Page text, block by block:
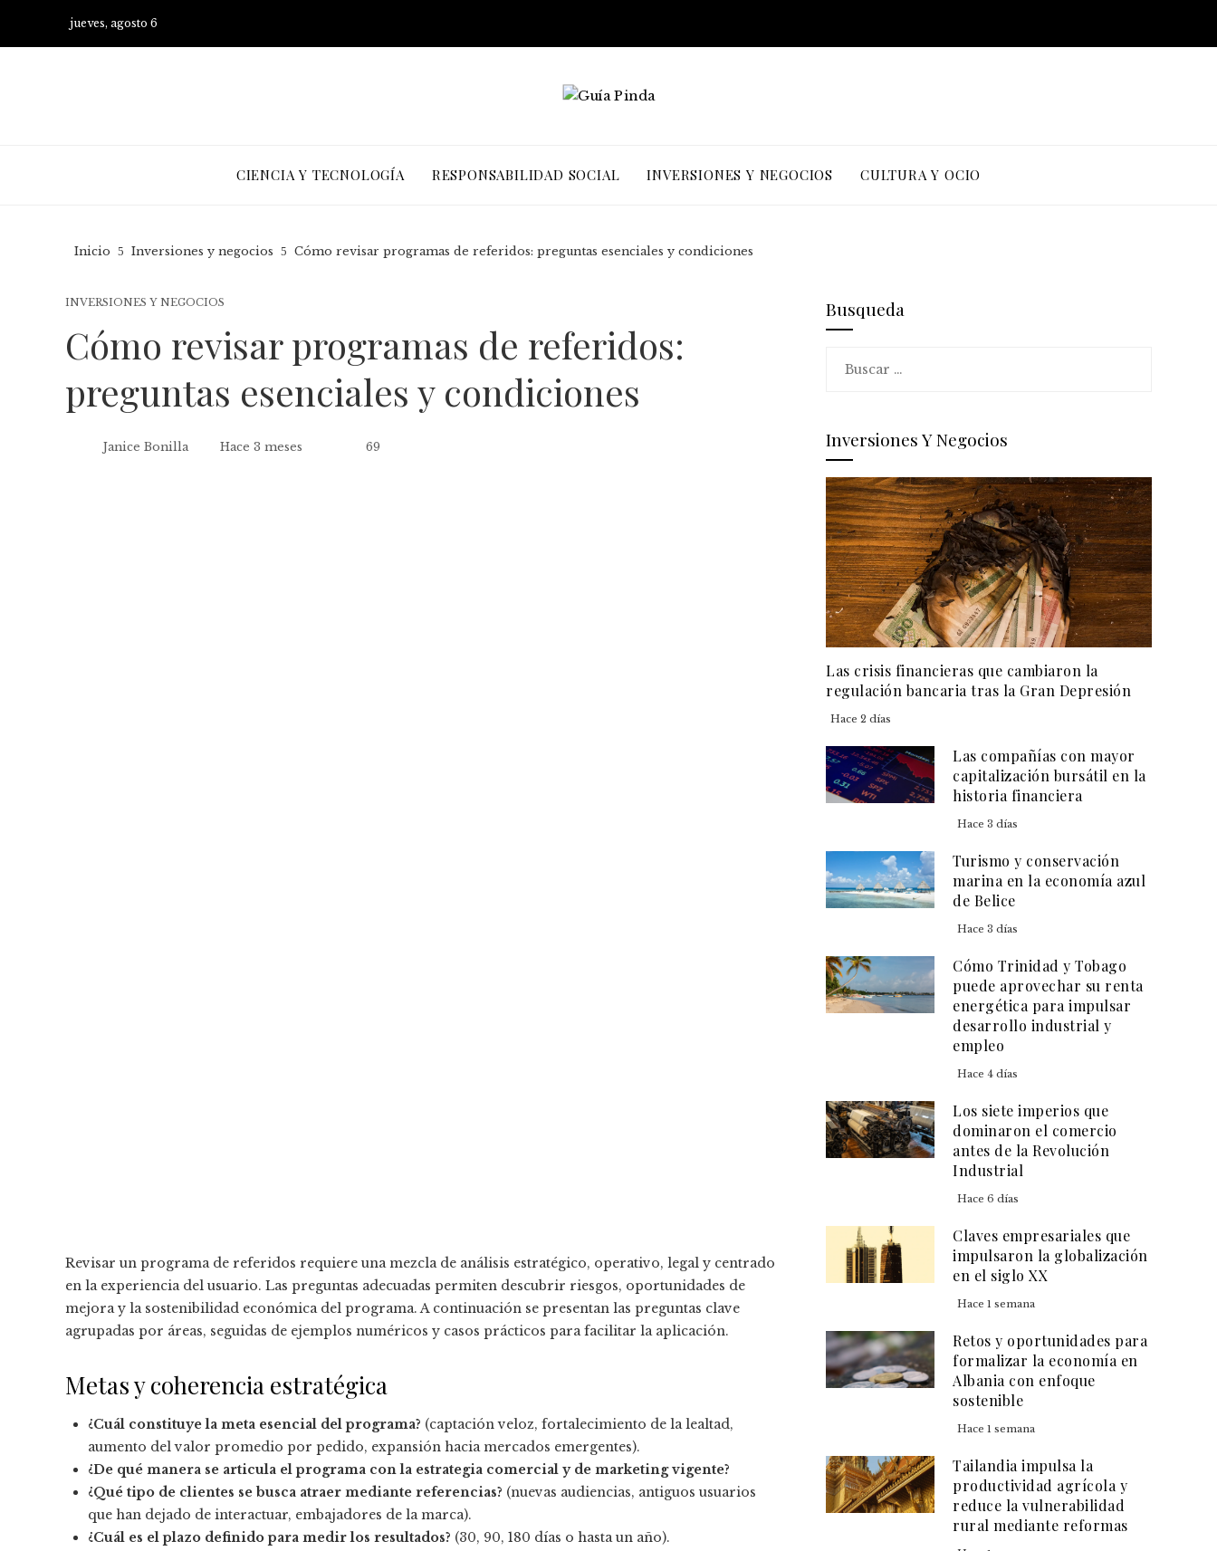
jueves, agosto 6
CIENCIA Y TECNOLOGÍA RESPONSABILIDAD SOCIAL INVERSIONES Y NEGOCIOS CULTURA Y OCIO
Inicio Inversiones y negocios Cómo revisar programas de referidos: preguntas esenciales y condiciones
INVERSIONES Y NEGOCIOS
Cómo revisar programas de referidos:
preguntas esenciales y condiciones
Janice Bonilla Hace 3 meses 69
Revisar un programa de referidos requiere una mezcla de análisis estratégico, operativo, legal y centrado
en la experiencia del usuario. Las preguntas adecuadas permiten descubrir riesgos, oportunidades de
mejora y la sostenibilidad económica del programa. A continuación se presentan las preguntas clave
agrupadas por áreas, seguidas de ejemplos numéricos y casos prácticos para facilitar la aplicación.
Metas y coherencia estratégica
¿Cuál constituye la meta esencial del programa? (captación veloz, fortalecimiento de la lealtad,
aumento del valor promedio por pedido, expansión hacia mercados emergentes).
¿De qué manera se articula el programa con la estrategia comercial y de marketing vigente?
¿Qué tipo de clientes se busca atraer mediante referencias? (nuevas audiencias, antiguos usuarios
que han dejado de interactuar, embajadores de la marca).
¿Cuál es el plazo definido para medir los resultados? (30, 90, 180 días o hasta un año).
Busqueda
Inversiones Y Negocios
Las crisis financieras que cambiaron la
regulación bancaria tras la Gran Depresión
Hace 2 días
Las compañías con mayor
capitalización bursátil en la
historia financiera
Hace 3 días
Turismo y conservación
marina en la economía azul
de Belice
Hace 3 días
Cómo Trinidad y Tobago
puede aprovechar su renta
energética para impulsar
desarrollo industrial y
empleo
Hace 4 días
Los siete imperios que
dominaron el comercio
antes de la Revolución
Industrial
Hace 6 días
Claves empresariales que
impulsaron la globalización
en el siglo XX
Hace 1 semana
Retos y oportunidades para
formalizar la economía en
Albania con enfoque
sostenible
Hace 1 semana
Tailandia impulsa la
productividad agrícola y
reduce la vulnerabilidad
rural mediante reformas